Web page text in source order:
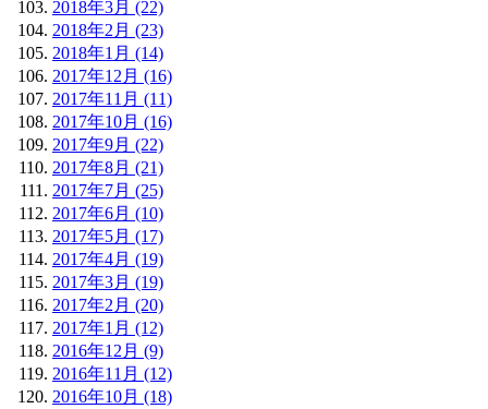
2018年3月 (22)
2018年2月 (23)
2018年1月 (14)
2017年12月 (16)
2017年11月 (11)
2017年10月 (16)
2017年9月 (22)
2017年8月 (21)
2017年7月 (25)
2017年6月 (10)
2017年5月 (17)
2017年4月 (19)
2017年3月 (19)
2017年2月 (20)
2017年1月 (12)
2016年12月 (9)
2016年11月 (12)
2016年10月 (18)